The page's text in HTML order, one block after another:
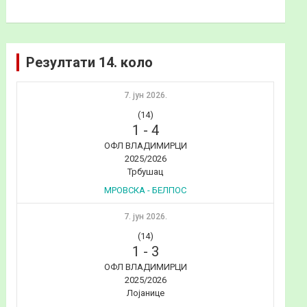
Резултати 14. коло
7. јун 2026.
(14)
1 - 4
ОФЛ ВЛАДИМИРЦИ
2025/2026
Трбушац
МРОВСКА - БЕЛПОС
7. јун 2026.
(14)
1 - 3
ОФЛ ВЛАДИМИРЦИ
2025/2026
Лојанице